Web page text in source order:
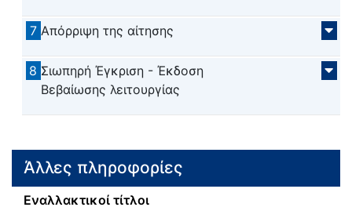
7 Απόρριψη της αίτησης
8 Σιωπηρή Έγκριση - Έκδοση
Βεβαίωσης λειτουργίας
Άλλες πληροφορίες
Εναλλακτικοί τίτλοι